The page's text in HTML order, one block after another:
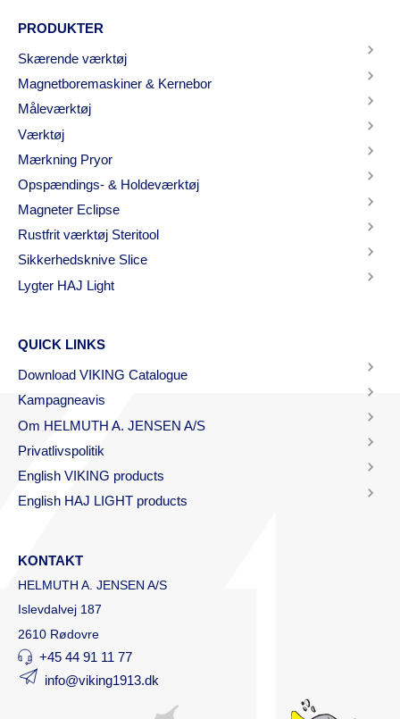
PRODUKTER
Skærende værktøj
Magnetboremaskiner & Kernebor
Måleværktøj
Værktøj
Mærkning Pryor
Opspændings- & Holdeværktøj
Magneter Eclipse
Rustfrit værktøj Steritool
Sikkerhedsknive Slice
Lygter HAJ Light
QUICK LINKS
Download VIKING Catalogue
Kampagneavis
Om HELMUTH A. JENSEN A/S
Privatlivspolitik
English VIKING products
English HAJ LIGHT products
KONTAKT
HELMUTH A. JENSEN A/S
Islevdalvej 187
2610 Rødovre
+45 44 91 11 77
info@viking1913.dk